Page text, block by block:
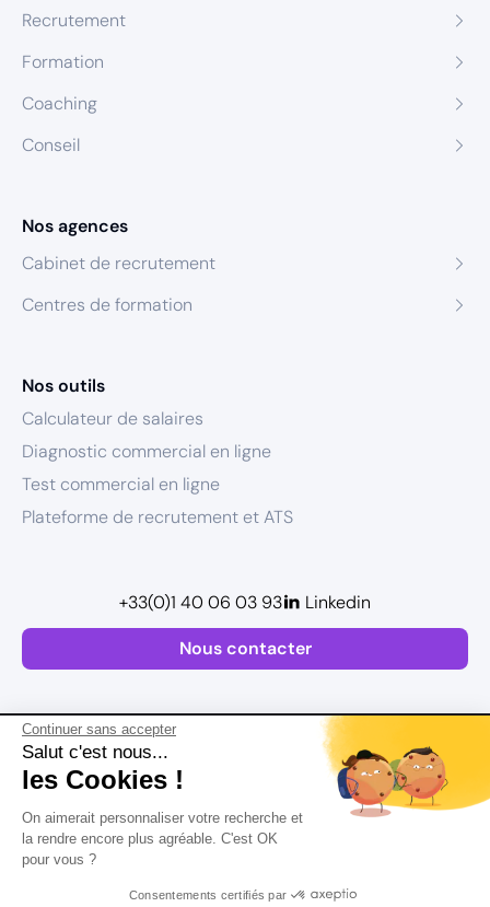
Continuer sans accepter
Salut c'est nous...
les Cookies !
On aimerait personnaliser votre recherche et
la rendre encore plus agréable. C'est OK
pour vous ?
Consentements certifiés par
Recrutement
Formation
Coaching
Conseil
Nos agences
Cabinet de recrutement
Centres de formation
Nos outils
Calculateur de salaires
Diagnostic commercial en ligne
Test commercial en ligne
Plateforme de recrutement et ATS
Nous contacter
+33(0)1 40 06 03 93 Linkedin
Plan de site
Mentions légales
Conditions Générales d’Utilisation